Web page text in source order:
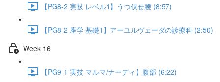
【PG8-2 実技 レベル1】うつ伏せ腰 (8:57)
【PG8-2 座学 基礎1】アーユルヴェーダの診療科 (2:50)
Week 16
【PG9-1 実技 マルマ/ナーディ】腹部 (6:22)